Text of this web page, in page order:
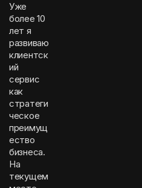
Уже
более 10
лет я
развиваю
клиентск
ий
сервис
как
стратеги
ческое
преимущ
ество
бизнеса.
На
текущем